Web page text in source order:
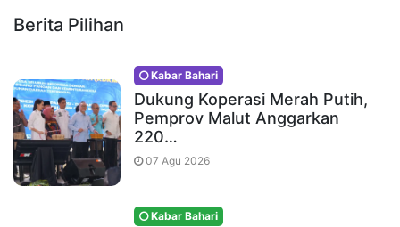
Berita Pilihan
Kabar Bahari
Dukung Koperasi Merah Putih,
Pemprov Malut Anggarkan
220…
07 Agu 2026
Kabar Bahari